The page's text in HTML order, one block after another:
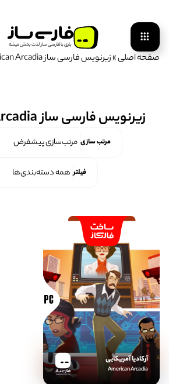
بازی‌ با‌ فارسی‌ ساز‌ لذت‌ بخش‌ میشه
صفحه اصلی»زیرنویس فارسی ساز American Arcadia
زیرنویس فارسی ساز American Arcadia
مرتب سازی
فیلتر
آرکادیا آمریکایی
American Arcadia
FARSISAZ.COM